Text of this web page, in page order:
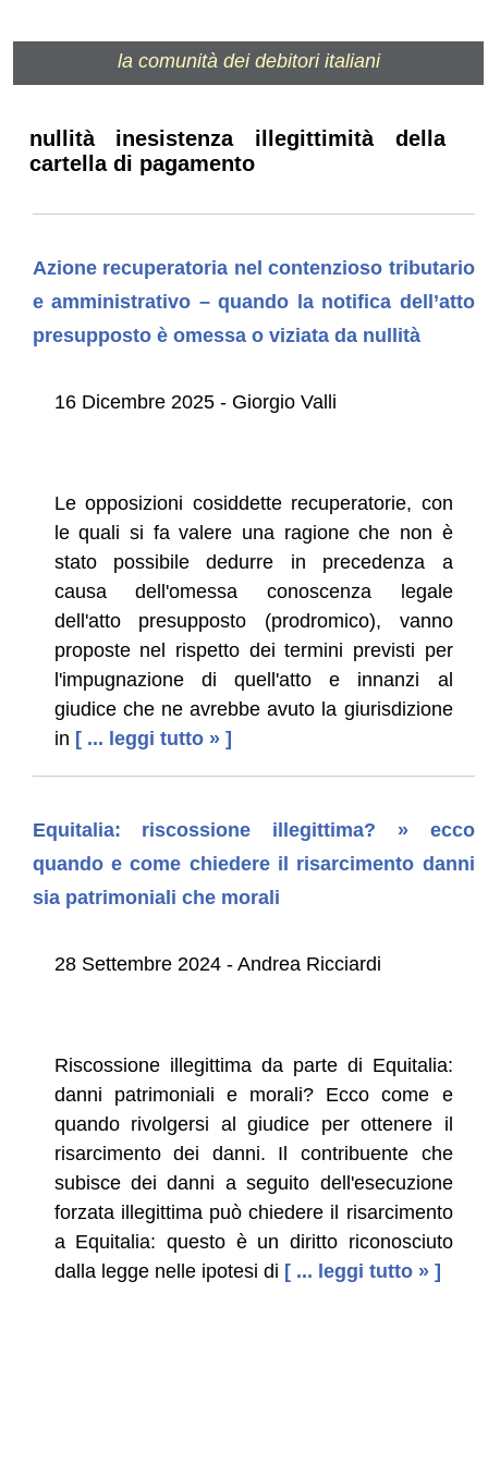
la comunità dei debitori italiani
nullità inesistenza illegittimità della
cartella di pagamento
Azione recuperatoria nel contenzioso tributario
e amministrativo – quando la notifica dell’atto
presupposto è omessa o viziata da nullità
16 Dicembre 2025 - Giorgio Valli
Le opposizioni cosiddette recuperatorie, con
le quali si fa valere una ragione che non è
stato possibile dedurre in precedenza a
causa dell'omessa conoscenza legale
dell'atto presupposto (prodromico), vanno
proposte nel rispetto dei termini previsti per
l'impugnazione di quell'atto e innanzi al
giudice che ne avrebbe avuto la giurisdizione
in [ ... leggi tutto » ]
Equitalia: riscossione illegittima? » ecco
quando e come chiedere il risarcimento danni
sia patrimoniali che morali
28 Settembre 2024 - Andrea Ricciardi
Riscossione illegittima da parte di Equitalia:
danni patrimoniali e morali? Ecco come e
quando rivolgersi al giudice per ottenere il
risarcimento dei danni. Il contribuente che
subisce dei danni a seguito dell'esecuzione
forzata illegittima può chiedere il risarcimento
a Equitalia: questo è un diritto riconosciuto
dalla legge nelle ipotesi di [ ... leggi tutto » ]